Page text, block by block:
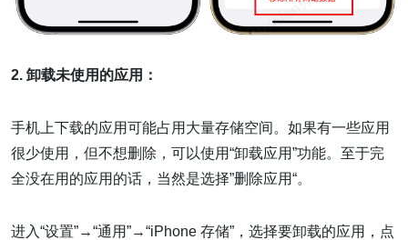
2. 卸载未使用的应用：
手机上下载的应用可能占用大量存储空间。如果有一些应用
很少使用，但不想删除，可以使用“卸载应用”功能。至于完
全没在用的应用的话，当然是选择”删除应用“。
进入“设置”→“通用”→“iPhone 存储”，选择要卸载的应用，点